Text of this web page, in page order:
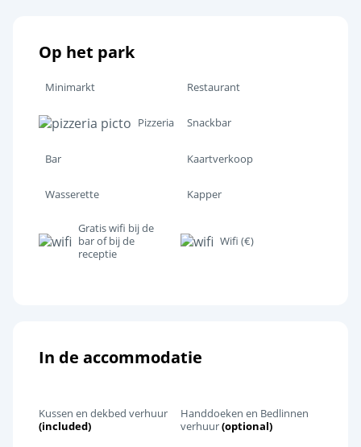
Op het park
Minimarkt Restaurant
Pizzeria Snackbar
Bar Kaartverkoop
Wasserette Kapper
Gratis wifi bij de
bar of bij de
receptie
Wifi (€)
In de accommodatie
Kussen en dekbed verhuur
(included)
Handdoeken en Bedlinnen
verhuur(optional)